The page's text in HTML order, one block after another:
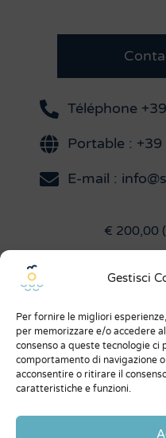
Gestisci
Per fornire le migliori
per memorizzare e/o accedere
consenso a queste tecnologie
comportamento di navigazione
acconsentire o ritirare il
caratteristiche e funzioni.
Téléphone
Portable :
E-mail :
€ 200,00
Menu
À Propos de Nous
Ce qu'ils disent de nous
Expo
Conditions générales